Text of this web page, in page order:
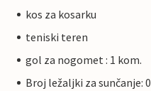
kos za kosarku
teniski teren
gol za nogomet : 1 kom.
Broj ležaljki za sunčanje: 0